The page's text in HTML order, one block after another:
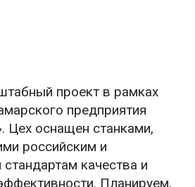
проект в рамках
предприятия
Цех оснащен станками,
российским и
качества и
Планируем,